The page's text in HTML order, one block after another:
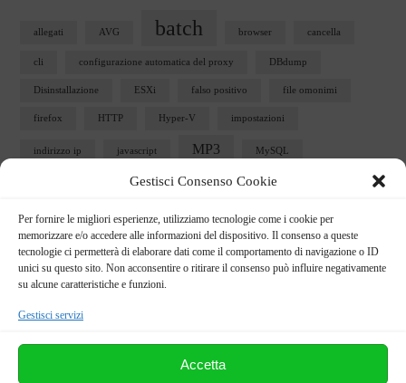
Gestisci Consenso Cookie
Per fornire le migliori esperienze, utilizziamo tecnologie come i cookie per
memorizzare e/o accedere alle informazioni del dispositivo. Il consenso a queste
tecnologie ci permetterà di elaborare dati come il comportamento di navigazione o ID
unici su questo sito. Non acconsentire o ritirare il consenso può influire negativamente
su alcune caratteristiche e funzioni.
Gestisci servizi
Accetta
allegati AVG batch browser cancella
cli configurazione automatica del proxy DBdump
Disinstallazione ESXi falso positivo file omonimi
firefox HTTP Hyper-V impostazioni
indirizzo ip javascript MP3 MySQL
outlook PAC pericolosi
ping sbloccare scheda di rete Security servizi
snmp Sophos telnet Ubuntu user32.dll
vista vm vmplayer
vSphere 5